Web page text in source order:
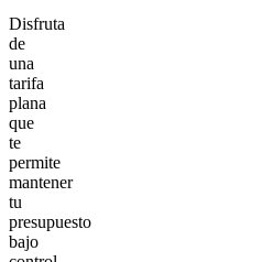
Disfruta
de
una
tarifa
plana
que
te
permite
mantener
tu
presupuesto
bajo